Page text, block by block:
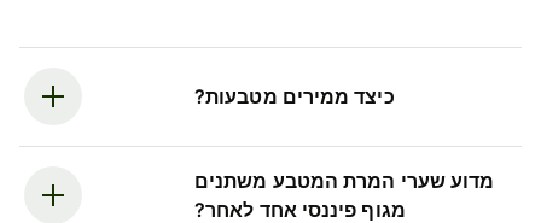
כיצד ממירים מטבעות?
מדוע שערי המרת המטבע משתנים
מגוף פיננסי אחד לאחר?